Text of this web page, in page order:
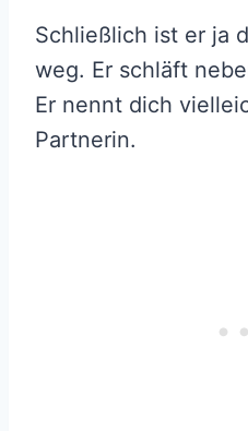
Schließlich ist er ja
weg. Er schläft
Er nennt dich
Partnerin.